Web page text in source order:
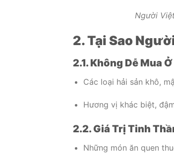
Người
2. Tại Sao
2.1. Không Dễ Mua
Các loại hải sản khô,
Hương vị khác biệt,
2.2. Giá Trị Tinh
Những món ăn quen